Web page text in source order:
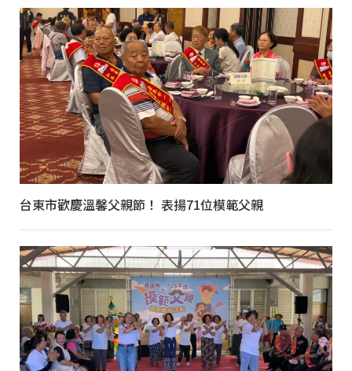
台東市歡慶溫馨父親節！ 表揚71位模範父親